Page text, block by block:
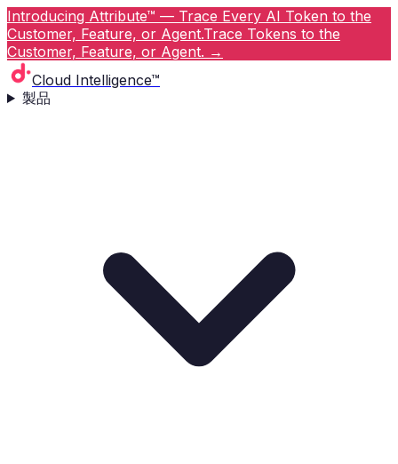
Introducing Attribute™ — Trace Every AI Token to the
Customer, Feature, or Agent.Trace Tokens to the
Customer, Feature, or Agent. →
Cloud Intelligence™
製品